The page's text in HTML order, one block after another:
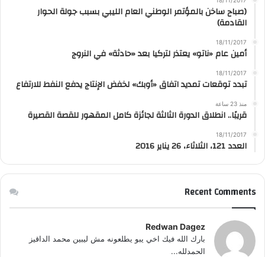
(صباح ساخن بالمؤتمر الوطني العام الليبي بسبب جولة الحوار
القادمة)
18/11/2017
أمين عام «ناتو» يعتذر لتركيا بعد «حادثة» في النروج
18/11/2017
تبدد توقعات تمديد اتفاق «أوبك» لخفض الإنتاج يدفع النفط للارتفاع
منذ 23 ساعة
قريبًا.. انطلاق الدورة الثالثة لجائزة كامل المقهور للقصة القصيرة
18/11/2017
العدد 121، الثلاثاء، 26 يناير 2016
Recent Comments
Redwan Dagez
بارك الله فيك اخي يبو يطلعونه مش ليبين محمد الداقيز
الحمدلله...